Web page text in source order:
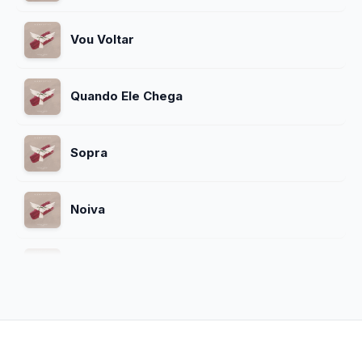
Vou Voltar
Quando Ele Chega
Sopra
Noiva
Preciso De Ti